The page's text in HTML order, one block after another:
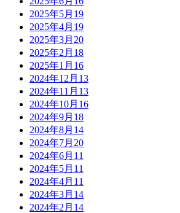
2025年5月 19
2025年4月 19
2025年3月 20
2025年2月 18
2025年1月 16
2024年12月 13
2024年11月 13
2024年10月 16
2024年9月 18
2024年8月 14
2024年7月 20
2024年6月 11
2024年5月 11
2024年4月 11
2024年3月 14
2024年2月 14